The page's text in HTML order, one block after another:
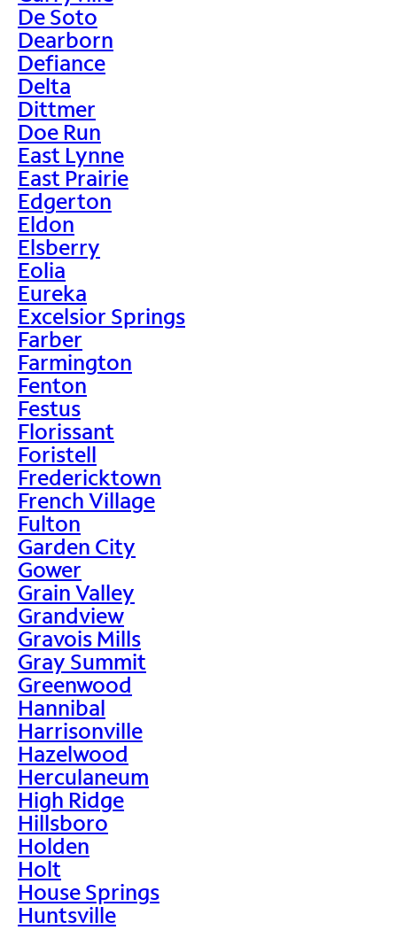
De Soto
Dearborn
Defiance
Delta
Dittmer
Doe Run
East Lynne
East Prairie
Edgerton
Eldon
Elsberry
Eolia
Eureka
Excelsior Springs
Farber
Farmington
Fenton
Festus
Florissant
Foristell
Fredericktown
French Village
Fulton
Garden City
Gower
Grain Valley
Grandview
Gravois Mills
Gray Summit
Greenwood
Hannibal
Harrisonville
Hazelwood
Herculaneum
High Ridge
Hillsboro
Holden
Holt
House Springs
Huntsville